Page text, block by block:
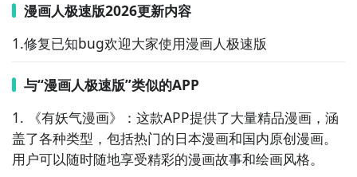
漫画人极速版2026更新内容
1.修复已知bug欢迎大家使用漫画人极速版
与“漫画人极速版”类似的APP
1. 《有妖气漫画》：这款APP提供了大量精品漫画，涵
盖了各种类型，包括热门的日本漫画和国内原创漫画。
用户可以随时随地享受精彩的漫画故事和绘画风格。